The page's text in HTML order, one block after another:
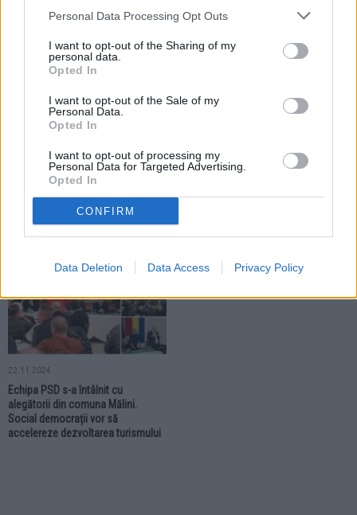
Personal Data Processing Opt Outs
I want to opt-out of the Sharing of my
personal data.
Opted In
I want to opt-out of the Sale of my
Personal Data.
Opted In
I want to opt-out of processing my
Personal Data for Targeted Advertising.
Opted In
CONFIRM
Data Deletion Data Access Privacy Policy
ALEGERI PARLAMENTARE
30.11.2024
AUR Suceava reclamă pregătiri
pentru fraudarea alegerilor
parlamentare. Cazuri în Drăgușeni,
Râșca și Slatina
ALEGERI PARLAMENTARE
Deputata PSD Larisa Blanari
pregătite pentru infrastructura
22.11.2024
Echipa PSD s-a întâlnit cu
alegătorii din comuna Mălini.
Social democrații vor să
accelereze dezvoltarea turismului